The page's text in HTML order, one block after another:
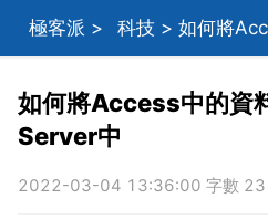
極客派 > 科技 > 如何將
如何將Access中的資
Server中
2022-03-04 13:36:00 字數